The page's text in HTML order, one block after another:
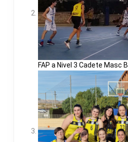
FAP a Nivel 3 Cadete Masc B